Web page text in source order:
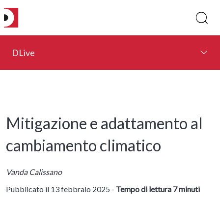
DLive
Mitigazione e adattamento al
cambiamento climatico
Vanda Calissano
Pubblicato il 13 febbraio 2025 - Tempo di lettura 7 minuti